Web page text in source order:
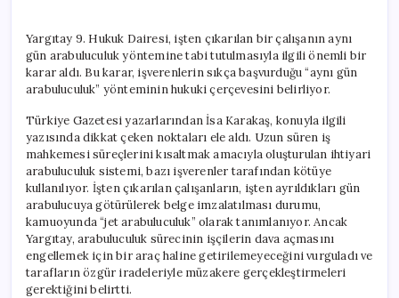
O
Belgeler
Geçersiz
Sayılabilir
için
Yargıtay 9. Hukuk Dairesi, işten çıkarılan bir çalışanın aynı
gün arabuluculuk yöntemine tabi tutulmasıyla ilgili önemli bir
karar aldı. Bu karar, işverenlerin sıkça başvurduğu “aynı gün
arabuluculuk” yönteminin hukuki çerçevesini belirliyor.
Türkiye Gazetesi yazarlarından İsa Karakaş, konuyla ilgili
yazısında dikkat çeken noktaları ele aldı. Uzun süren iş
mahkemesi süreçlerini kısaltmak amacıyla oluşturulan ihtiyari
arabuluculuk sistemi, bazı işverenler tarafından kötüye
kullanılıyor. İşten çıkarılan çalışanların, işten ayrıldıkları gün
arabulucuya götürülerek belge imzalatılması durumu,
kamuoyunda “jet arabuluculuk” olarak tanımlanıyor. Ancak
Yargıtay, arabuluculuk sürecinin işçilerin dava açmasını
engellemek için bir araç haline getirilemeyeceğini vurguladı ve
tarafların özgür iradeleriyle müzakere gerçekleştirmeleri
gerektiğini belirtti.